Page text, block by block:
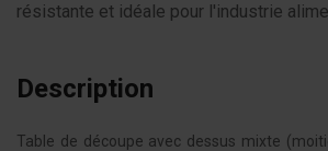
résistante et idéale pour l'industrie
Description
Table de découpe avec dessus mixte